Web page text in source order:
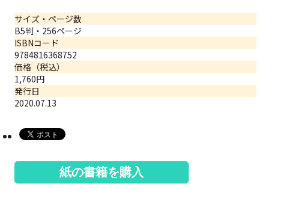
サイズ・ページ数
B5判・256ページ
ISBNコード
9784816368752
価格（税込）
1,760円
発行日
2020.07.13
紙の書籍を購入